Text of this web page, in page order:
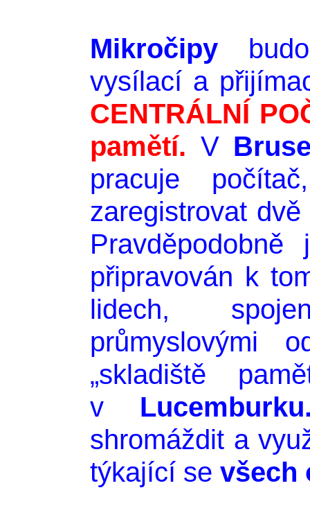
Mikročipy
vysílací a
CENTRÁLNÍ
pamětí. V
pracuje
zaregistrovat
připravován k
lidech,
průmyslovými
„skladiště
v
shromáždit a
týkající se všech